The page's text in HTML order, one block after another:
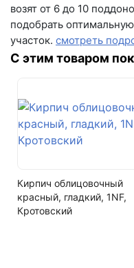
Написать в Telegram
Водопоглощение
4.2%
Цвет
Серия
Классико Северити
Кол-во поддонов в
Кол-во в машине
147.84 м2
возят от 6 до 10
подобрать
участок. смотреть
С этим товаром
Кирпич облицовочный
красный, гладкий, 1NF,
Кротовский